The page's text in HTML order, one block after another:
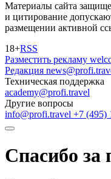
Материалы сайта
и цитирование
размещении активной
18+RSS
Разместить рекламу
Редакция
Техническая поддержка
academy@profi.travel
Другие вопросы
info@profi.travel +7 (495)
Спасибо за